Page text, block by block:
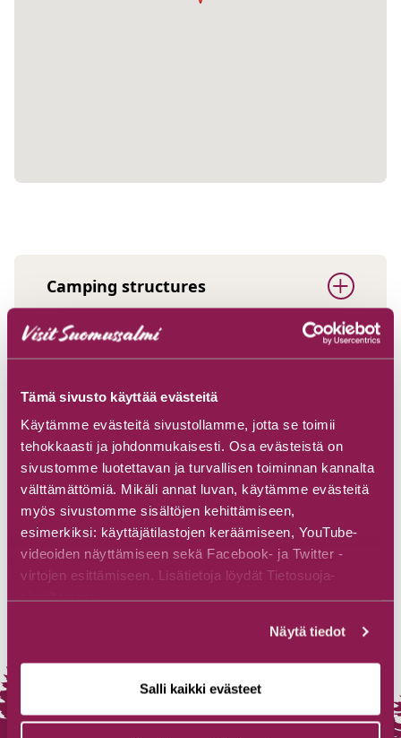
Tämä sivusto käyttää evästeitä
Käytämme evästeitä sivustollamme, jotta se toimii
tehokkaasti ja johdonmukaisesti. Osa evästeistä on
sivustomme luotettavan ja turvallisen toiminnan kannalta
välttämättömiä. Mikäli annat luvan, käytämme evästeitä
myös sivustomme sisältöjen kehittämiseen,
esimerkiksi: käyttäjätilastojen keräämiseen, YouTube-
videoiden näyttämiseen sekä Facebook- ja Twitter -
virtojen esittämiseen. Lisätietoja löydät Tietosuoja-
sivuiltamme.
Näytä tiedot
Salli kaikki evästeet
Camping structures
Starting point
Tip!